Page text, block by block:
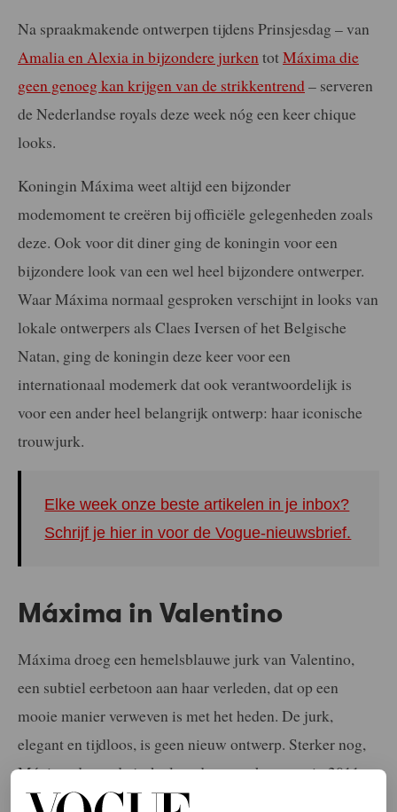
Na spraakmakende ontwerpen tijdens Prinsjesdag – van
Amalia en Alexia in bijzondere jurken totMáxima die
geen genoeg kan krijgen van de strikkentrend– serveren
de Nederlandse royals deze week nóg een keer chique
looks.
Koningin Máxima weet altijd een bijzonder
modemoment te creëren bij officiële gelegenheden zoals
deze. Ook voor dit diner ging de koningin voor een
bijzondere look van een wel heel bijzondere ontwerper.
Waar Máxima normaal gesproken verschijnt in looks van
lokale ontwerpers als Claes Iversen of het Belgische
Natan, ging de koningin deze keer voor een
internationaal modemerk dat ook verantwoordelijk is
voor een ander heel belangrijk ontwerp: haar iconische
trouwjurk.
Elke week onze beste artikelen in je inbox?
Schrijf je hier in voor de Vogue-nieuwsbrief.
Máxima in Valentino
Máxima droeg een hemelsblauwe jurk van Valentino,
een subtiel eerbetoon aan haar verleden, dat op een
mooie manier verweven is met het heden. De jurk,
elegant en tijdloos, is geen nieuw ontwerp. Sterker nog,
Máxima droeg de jurk al eerder, voor het eerst in 2011.
Daarna zagen we de koningin nogmaals in de jurk in